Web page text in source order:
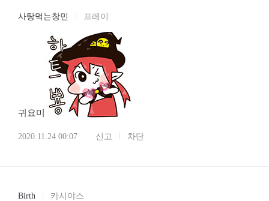
사탕먹는창민 프레이
귀요미
2020.11.24 00:07 신고 차단
Birth 카시야스